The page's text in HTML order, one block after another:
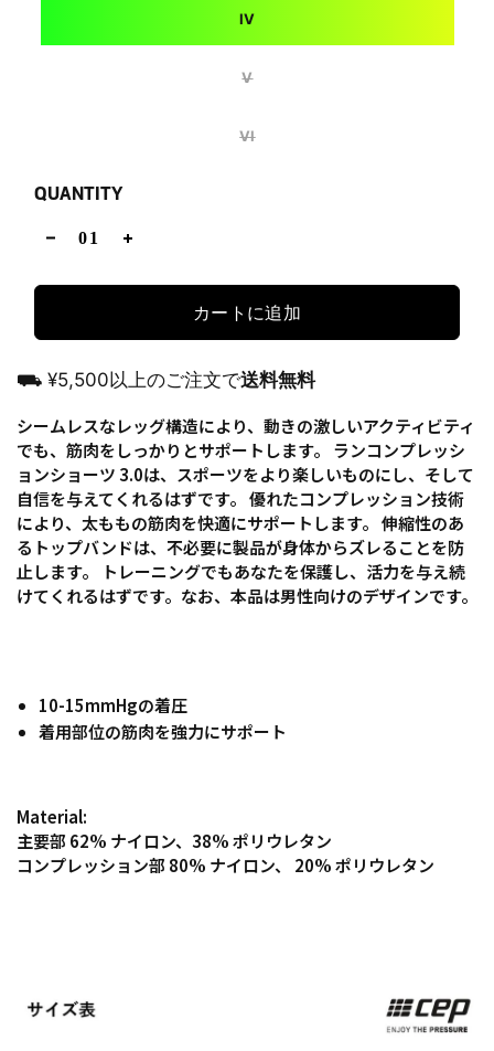
IV
V
VI
QUANTITY
カートに追加
⛟ ¥5,500以上のご注文で送料無料
シームレスなレッグ構造により、動きの激しいアクティビティ
でも、筋肉をしっかりとサポートします。 ランコンプレッシ
ョンショーツ 3.0は、スポーツをより楽しいものにし、そして
自信を与えてくれるはずです。 優れたコンプレッション技術
により、太ももの筋肉を快適にサポートします。 伸縮性のあ
るトップバンドは、不必要に製品が身体からズレることを防
止します。 トレーニングでもあなたを保護し、活力を与え続
けてくれるはずです。なお、本品は男性向けのデザインです。
10-15mmHgの着圧
着用部位の筋肉を強力にサポート
Material:
主要部 62% ナイロン、38% ポリウレタン
コンプレッション部 80% ナイロン、 20% ポリウレタン